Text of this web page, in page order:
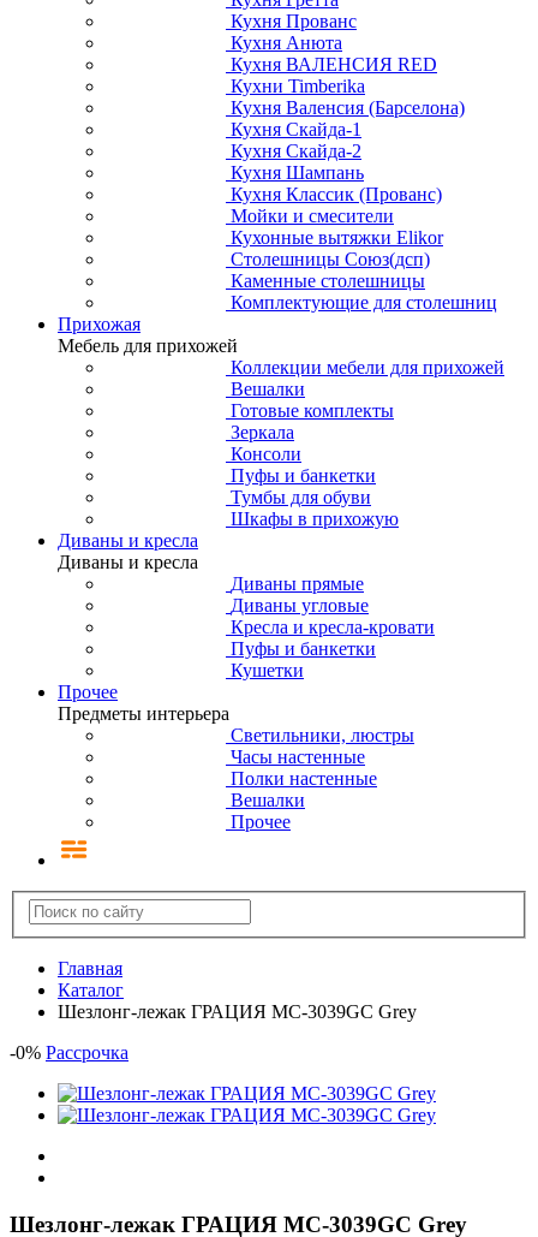
Кухня Прованс
Кухня Анюта
Кухня ВАЛЕНСИЯ RED
Кухни Timberika
Кухня Валенсия (Барселона)
Кухня Скайда-1
Кухня Скайда-2
Кухня Шампань
Кухня Классик (Прованс)
Мойки и смесители
Кухонные вытяжки Elikor
Столешницы Союз(дсп)
Каменные столешницы
Комплектующие для столешниц
Прихожая
Мебель для прихожей
Коллекции мебели для прихожей
Вешалки
Готовые комплекты
Зеркала
Консоли
Пуфы и банкетки
Тумбы для обуви
Шкафы в прихожую
Диваны и кресла
Диваны и кресла
Диваны прямые
Диваны угловые
Кресла и кресла-кровати
Пуфы и банкетки
Кушетки
Прочее
Предметы интерьера
Светильники, люстры
Часы настенные
Полки настенные
Вешалки
Прочее
Главная
Каталог
Шезлонг-лежак ГРАЦИЯ MC-3039GC Grey
-0% Рассрочка
Шезлонг-лежак ГРАЦИЯ MC-3039GC Grey